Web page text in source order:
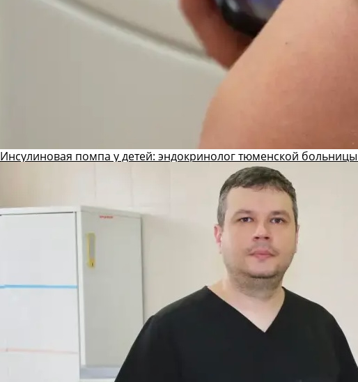
Инсулиновая помпа у детей: эндокринолог тюменской